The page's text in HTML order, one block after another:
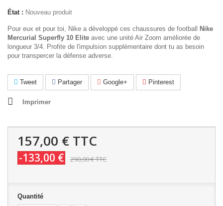
État : Nouveau produit
Pour eux et pour toi, Nike a développé ces chaussures de football
Nike
Mercurial Superfly 10 Elite avec une unité Air Zoom améliorée de
longueur 3/4. Profite de l'impulsion supplémentaire dont tu as besoin
pour transpercer la défense adverse.
Tweet Partager Google+ Pinterest
Imprimer
157,00 € TTC
-133,00 € 290,00 €TTC
Quantité